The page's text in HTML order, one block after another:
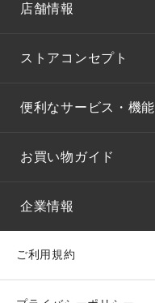
店舗情報
ストアコンセプト
便利なサービス・機能
お買い物ガイド
企業情報
ご利用規約